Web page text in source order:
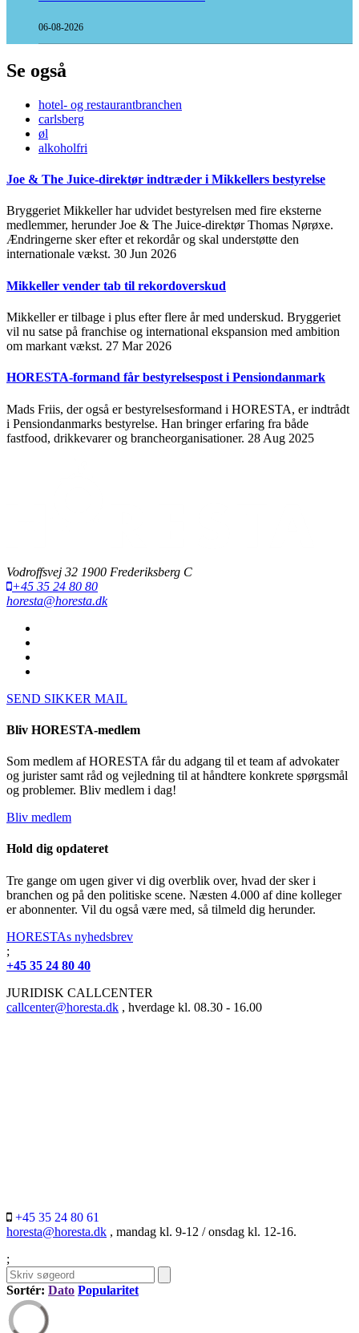
06-08-2026
Se også
hotel- og restaurantbranchen
carlsberg
øl
alkoholfri
Joe & The Juice-direktør indtræder i Mikkellers bestyrelse
Bryggeriet Mikkeller har udvidet bestyrelsen med fire eksterne
medlemmer, herunder Joe & The Juice-direktør Thomas Nørøxe.
Ændringerne sker efter et rekordår og skal understøtte den
internationale vækst. 30 Jun 2026
Mikkeller vender tab til rekordoverskud
Mikkeller er tilbage i plus efter flere år med underskud. Bryggeriet
vil nu satse på franchise og international ekspansion med ambition
om markant vækst. 27 Mar 2026
HORESTA-formand får bestyrelsespost i Pensiondanmark
Mads Friis, der også er bestyrelsesformand i HORESTA, er indtrådt
i Pensiondanmarks bestyrelse. Han bringer erfaring fra både
fastfood, drikkevarer og brancheorganisationer. 28 Aug 2025
Vodroffsvej 32 1900 Frederiksberg C
+45 35 24 80 80
horesta@horesta.dk
SEND SIKKER MAIL
Bliv HORESTA-medlem
Som medlem af HORESTA får du adgang til et team af advokater
og jurister samt råd og vejledning til at håndtere konkrete spørgsmål
og problemer. Bliv medlem i dag!
Bliv medlem
Hold dig opdateret
Tre gange om ugen giver vi dig overblik over, hvad der sker i
branchen og på den politiske scene. Næsten 4.000 af dine kolleger
er abonnenter. Vil du også være med, så tilmeld dig herunder.
HORESTAs nyhedsbrev
;
+45 35 24 80 40
JURIDISK CALLCENTER
callcenter@horesta.dk , hverdage kl. 08.30 - 16.00
+45 35 24 80 61
horesta@horesta.dk , mandag kl. 9-12 / onsdag kl. 12-16.
;
Sortér: Dato Popularitet